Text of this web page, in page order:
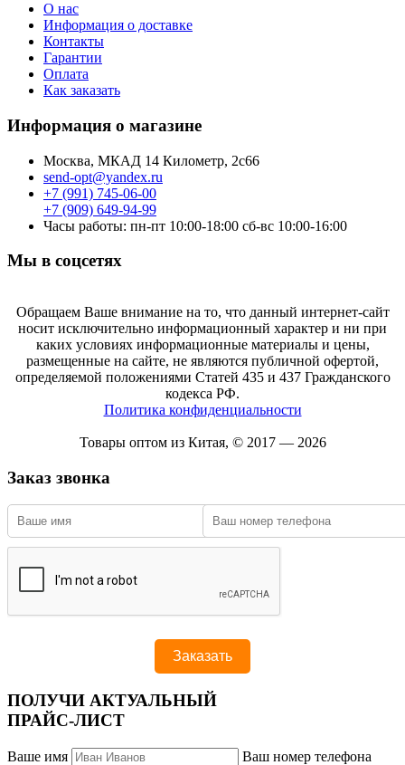
О нас
Информация о доставке
Контакты
Гарантии
Оплата
Как заказать
Информация о магазине
Москва, МКАД 14 Километр, 2с66
send-opt@yandex.ru
+7 (991) 745-06-00
+7 (909) 649-94-99
Часы работы: пн-пт 10:00-18:00 сб-вс 10:00-16:00
Мы в соцсетях
Обращаем Ваше внимание на то, что данный интернет-сайт
носит исключительно информационный характер и ни при
каких условиях информационные материалы и цены,
размещенные на сайте, не являются публичной офертой,
определяемой положениями Статей 435 и 437 Гражданского
кодекса РФ.
Политика конфиденциальности
Товары оптом из Китая, © 2017 — 2026
Заказ звонка
ПОЛУЧИ АКТУАЛЬНЫЙ
ПРАЙС-ЛИСТ
Ваше имя Ваш номер телефона